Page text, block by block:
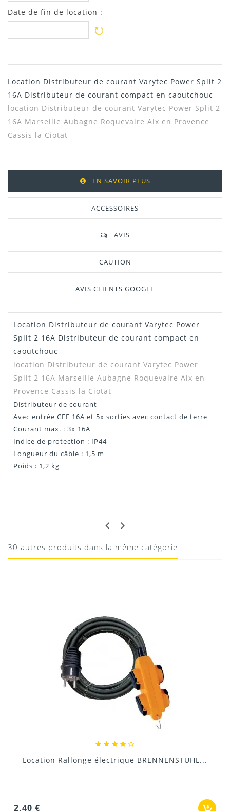
Date de fin de location :
Location Distributeur de courant Varytec Power Split 2
16A Distributeur de courant compact en caoutchouc
location Distributeur de courant Varytec Power Split 2
16A Marseille Aubagne Roquevaire Aix en Provence
Cassis la Ciotat
EN SAVOIR PLUS
ACCESSOIRES
AVIS
CAUTION
AVIS CLIENTS GOOGLE
Location Distributeur de courant Varytec Power
Split 2 16A Distributeur de courant compact en
caoutchouc
location Distributeur de courant Varytec Power
Split 2 16A Marseille Aubagne Roquevaire Aix en
Provence Cassis la Ciotat
Distributeur de courant
Avec entrée CEE 16A et 5x sorties avec contact de terre
Courant max. : 3x 16A
Indice de protection : IP44
Longueur du câble : 1,5 m
Poids : 1,2 kg
06/04/2024
30 autres produits dans la même catégorie
Location Régulateur de tension pour groupe...